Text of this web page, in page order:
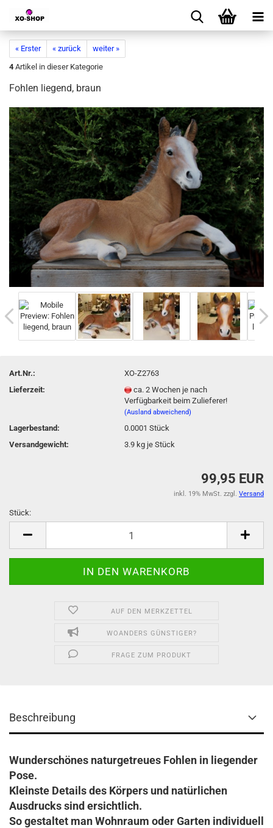
« Erster « zurück
weiter »
4 Artikel in dieser Kategorie
Fohlen liegend, braun
Art.Nr.:
XO-Z2763
Lieferzeit:
ca. 2 Wochen je nach
Verfügbarkeit beim Zulieferer!
(Ausland abweichend)
Lagerbestand: 0.0001Stück
Versandgewicht:
3.9 kg je Stück
99,95 EUR
inkl. 19% MwSt. zzgl. Versand
Stück:
AUF DEN MERKZETTEL
WOANDERS GÜNSTIGER?
FRAGE ZUM PRODUKT
Beschreibung
Wunderschönes naturgetreues Fohlen in liegender
Pose.
Kleinste Details des Körpers und natürlichen
Ausdrucks sind ersichtlich.
So gestaltet man Wohnraum oder Garten individuell